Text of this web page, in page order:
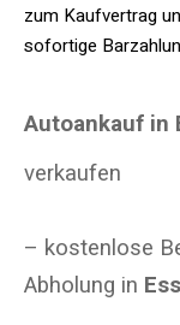
zum Kaufvertrag
sofortige
Autoankauf in
verkaufen
– kostenlose
Abholung in